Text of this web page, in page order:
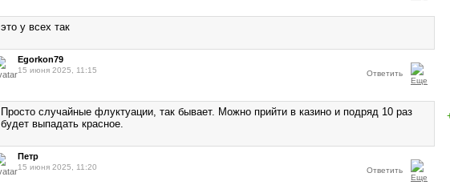
это у всех так
Egorkon79
15 июня 2025, 11:15 Ответить
Просто случайные флуктуации, так бывает. Можно прийти в казино и подряд 10 раз
будет выпадать красное.
Петр
15 июня 2025, 11:20 Ответить